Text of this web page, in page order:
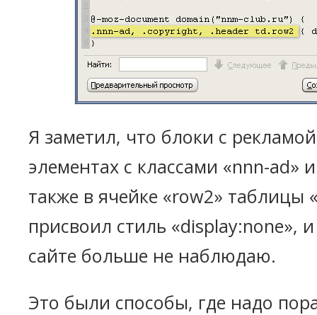
Я заметил, что блоки с
элементах с классами «nnn-ad»
также в ячейке «row2» таблицы
присвоил стиль «display:none»,
сайте больше не наблюдаю.
Это были способы, где надо